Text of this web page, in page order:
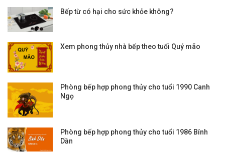
Bếp từ có hại cho sức khỏe không?
Xem phong thủy nhà bếp theo tuổi Quý mão
Phòng bếp hợp phong thủy cho tuổi 1990 Canh
Ngọ
Phòng bếp hợp phong thủy cho tuổi 1986 Bính
Dần